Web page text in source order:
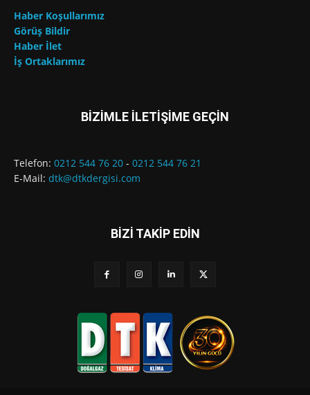
Haber Koşullarımız
Görüş Bildir
Haber İlet
İş Ortaklarımız
BİZİMLE İLETİŞİME GEÇİN
Telefon: 0212 544 76 20 - 0212 544 76 21
E-Mail: dtk@dtkdergisi.com
BİZİ TAKİP EDİN